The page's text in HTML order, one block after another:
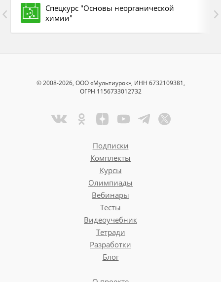
Спецкурс "Основы неорганической
химии"
© 2008-2026, ООО «Мультиурок», ИНН 6732109381,
ОГРН 1156733012732
Подписки
Комплекты
Курсы
Олимпиады
Вебинары
Тесты
Видеоучебник
Тетради
Разработки
Блог